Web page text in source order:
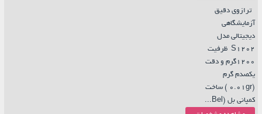
ترازوی دقیق
آزمایشگاهی
دیجیتالی مدل
S1202 ظرفیت
1200گرم و دقت
یکصدم گرم
(0.01gr ) ساخت
کمپانی بل (Bel...